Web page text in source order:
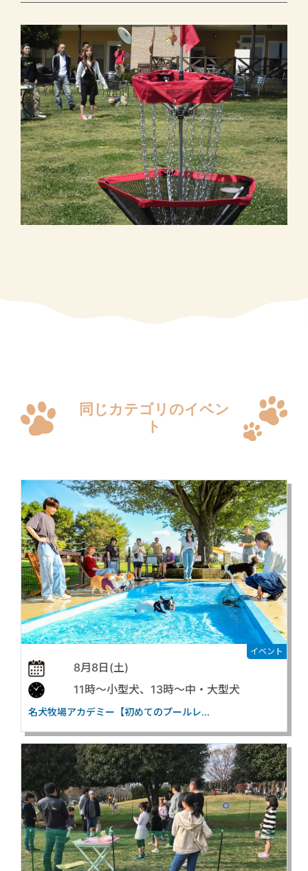
同じカテゴリのイベン
ト
イベント
8月8日(土)
11時〜小型犬、13時〜中・大型犬
名犬牧場アカデミー【初めてのプールレ...